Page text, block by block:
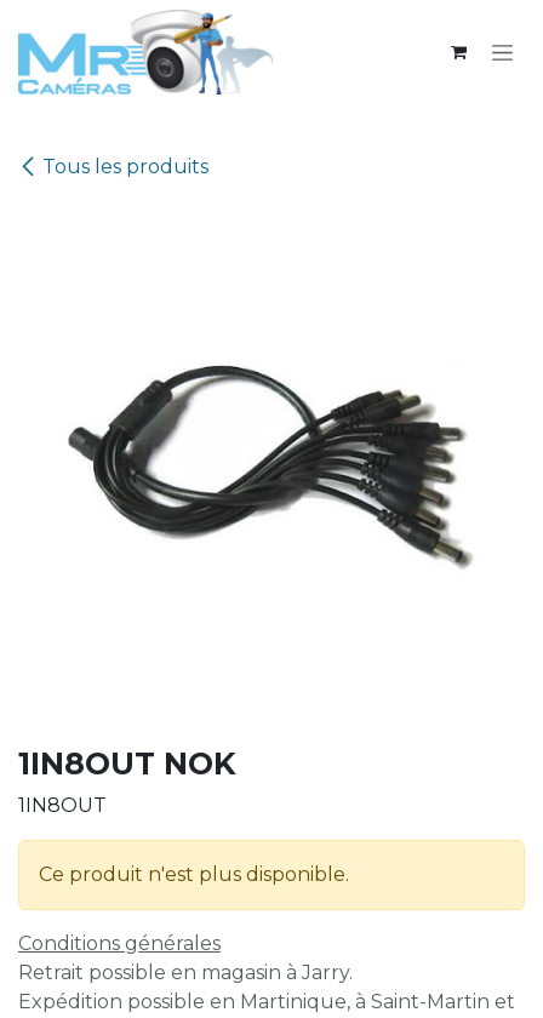
Se rendre au contenu
Tous les produits
1IN8OUT NOK
1IN8OUT
Ce produit n'est plus disponible.
Conditions générales
Retrait possible en magasin à Jarry.
Expédition possible en Martinique, à Saint-Martin et